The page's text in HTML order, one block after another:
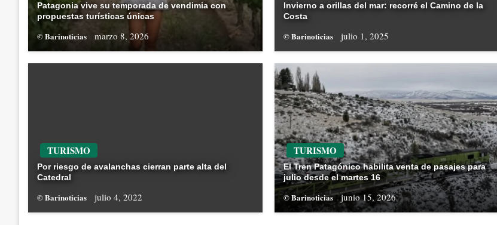
Patagonia vive su temporada de vendimia con
propuestas turísticas únicas
© Barinoticias marzo 8, 2026
Invierno a orillas del mar: recorré el Camino de la
Costa
© Barinoticias julio 1, 2025
TURISMO
Por riesgo de avalanchas cierran parte alta del
Catedral
© Barinoticias julio 4, 2022
TURISMO
El Tren Patagónico habilita venta de pasajes para
julio desde el martes 16
© Barinoticias junio 15, 2026